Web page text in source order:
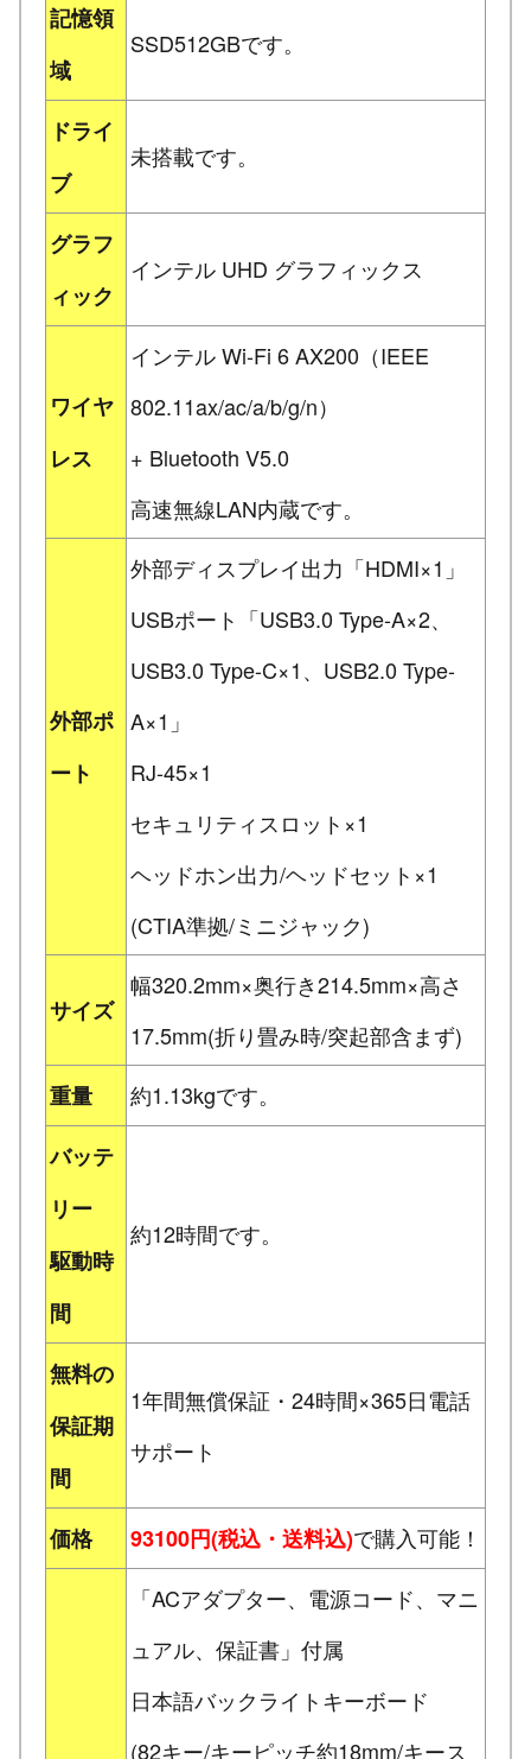
記憶領
域
SSD512GBです。
ドライ
ブ
未搭載です。
グラフ
ィック
インテル UHD グラフィックス
ワイヤ
レス
インテル Wi-Fi 6 AX200（IEEE
802.11ax/ac/a/b/g/n）
+ Bluetooth V5.0
高速無線LAN内蔵です。
外部ポ
ート
外部ディスプレイ出力「HDMI×1」
USBポート「USB3.0 Type-A×2、
USB3.0 Type-C×1、USB2.0 Type-
A×1」
RJ-45×1
セキュリティスロット×1
ヘッドホン出力/ヘッドセット×1
(CTIA準拠/ミニジャック)
サイズ
幅320.2mm×奥行き214.5mm×高さ
17.5mm(折り畳み時/突起部含まず)
重量
約1.13kgです。
バッテ
リー
駆動時
間
約12時間です。
無料の
保証期
間
1年間無償保証・24時間×365日電話
サポート
価格 93100円(税込・送料込)で購入可能！
「ACアダプター、電源コード、マニ
ュアル、保証書」付属
日本語バックライトキーボード
(82キー/キーピッチ約18mm/キース